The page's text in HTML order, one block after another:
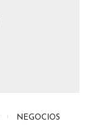
NEGOCIOS